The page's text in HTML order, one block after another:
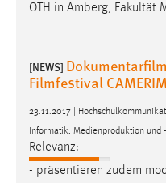
OTH in Amberg, Fakultät
[NEWS]
Filmfestival
23.11.2017 |
Informatik, Medienproduktion und
Relevanz:
- präsentieren zudem